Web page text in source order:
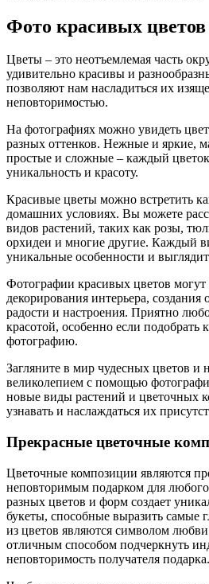
Фото красивых цветов
Цветы – это неотъемлемая часть
удивительно красивы и
позволяют нам насладиться их
неповторимостью.
На фотографиях можно увидеть
разных оттенков. Нежные и яркие,
простые и сложные – каждый
уникальность и красоту.
Красивые цветы можно встретить
домашних условиях. Вы можете
видов растений, таких как розы,
орхидеи и многие другие. Каждый
уникальные особенности и
Фотографии красивых цветов
декорирования интерьера,
радости и настроения. Приятно
красотой, особенно если подобрать
фотографию.
Загляните в мир чудесных цветов и
великолепием с помощью
новые виды растений и цветочных
узнавать и наслаждаться их
Прекрасные цветочные
Цветочные композиции являются
неповторимым подарком для
разных цветов и форм создает
букеты, способные выразить самые
из цветов являются символом
отличным способом подчеркнуть
неповторимость получателя подарка.